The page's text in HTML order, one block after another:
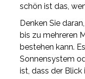
schön ist das,
Denken Sie
bis zu mehreren
bestehen kann.
Sonnensystem
ist, dass der